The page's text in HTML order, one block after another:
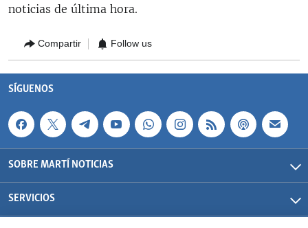
noticias de última hora.
Compartir Follow us
SÍGUENOS
SOBRE MARTÍ NOTICIAS
SERVICIOS